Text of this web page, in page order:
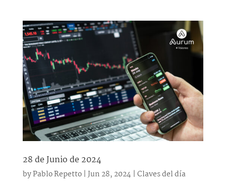
28 de Junio de 2024
byPablo Repetto|Jun 28, 2024 | Claves del día